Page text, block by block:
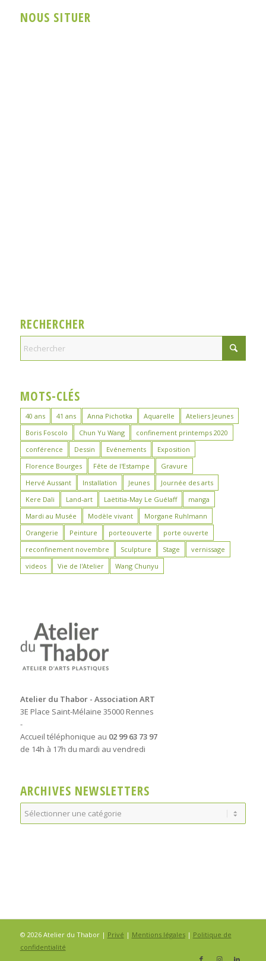
NOUS SITUER
RECHERCHER
MOTS-CLÉS
40 ans 41 ans Anna Pichotka Aquarelle
Ateliers Jeunes
Boris Foscolo
Chun Yu Wang
confinement printemps 2020
conférence
Dessin Evénements
Exposition
Florence Bourges
Fête de l'Estampe
Gravure
Hervé Aussant
Installation Jeunes
Journée des arts
Kere Dali
Land-art Laëtitia-May Le Guélaff
manga
Mardi au Musée
Modèle vivant
Morgane Ruhlmann
Orangerie
Peinture porteouverte
porte ouverte
reconfinement novembre
Sculpture Stage
vernissage
videos
Vie de l'Atelier Wang Chunyu
Atelier du Thabor - Association ART
3E Place Saint-Mélaine 35000 Rennes
-
Accueil téléphonique au 02 99 63 73 97
de 14h à 17h du mardi au vendredi
ARCHIVES NEWSLETTERS
Archives
Newsletters
© 2026 Atelier du Thabor | Privé | Mentions légales| Politique de
confidentialité